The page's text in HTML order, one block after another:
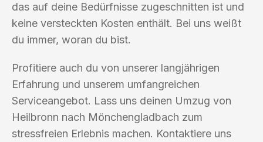
das auf deine Bedürfnisse zugeschnitten ist und
keine versteckten Kosten enthält. Bei uns weißt
du immer, woran du bist.
Profitiere auch du von unserer langjährigen
Erfahrung und unserem umfangreichen
Serviceangebot. Lass uns deinen Umzug von
Heilbronn nach Mönchengladbach zum
stressfreien Erlebnis machen. Kontaktiere uns